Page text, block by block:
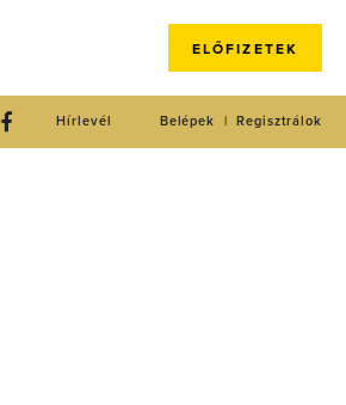
ELŐFIZETEK
Regisztrálok
Belépek
Hírlevél